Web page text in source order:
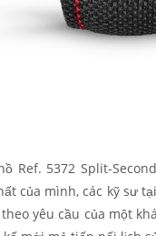
Ref. 5372 Split-
của mình, các kỹ sư
yêu cầu của một